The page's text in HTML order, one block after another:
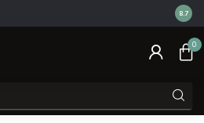
8.7
0